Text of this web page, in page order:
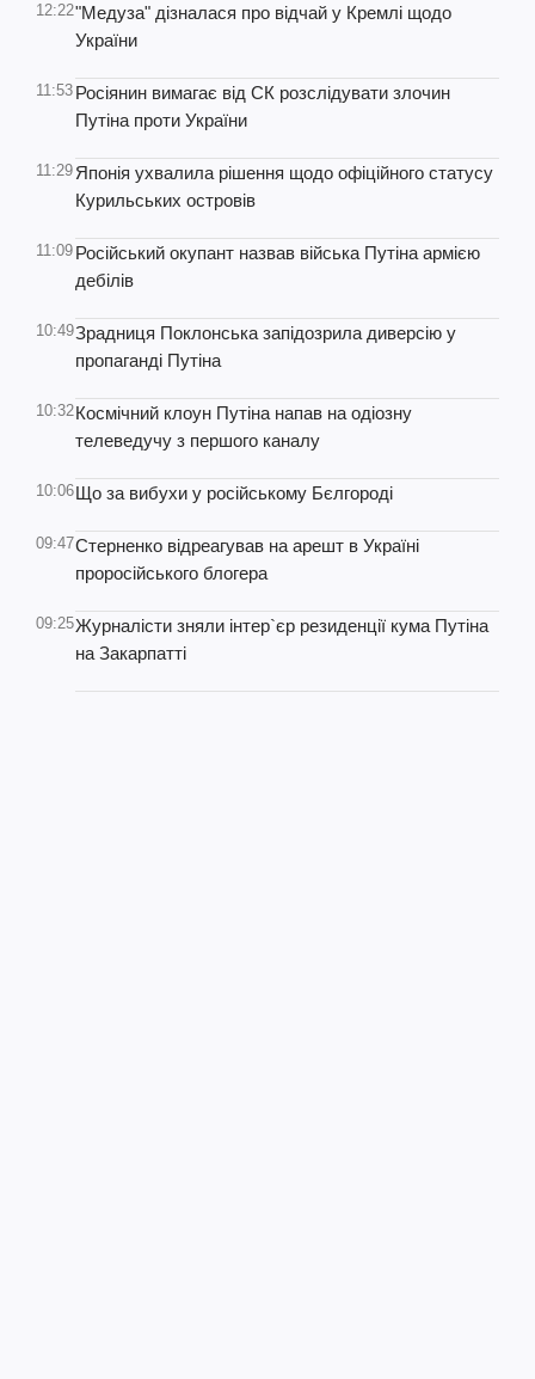
12:22"Медуза" дізналася про відчай у Кремлі щодо
України
11:53 Росіянин вимагає від СК розслідувати злочин
Путіна проти України
11:29 Японія ухвалила рішення щодо офіційного статусу
Курильських островів
11:09 Російський окупант назвав війська Путіна армією
дебілів
10:49Зрадниця Поклонська запідозрила диверсію у
пропаганді Путіна
10:32Космічний клоун Путіна напав на одіозну
телеведучу з першого каналу
10:06Що за вибухи у російському Бєлгороді
09:47Стерненко відреагував на арешт в Україні
проросійського блогера
09:25Журналісти зняли інтер`єр резиденції кума Путіна
на Закарпатті